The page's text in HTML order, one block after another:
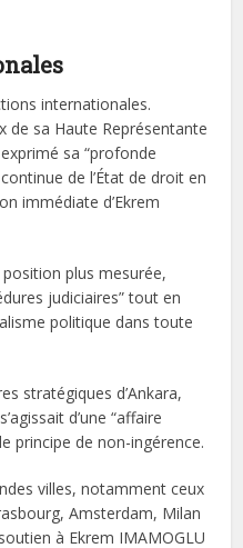
internationales.
de sa Haute Représentante
sa “profonde
de l’État de droit en
immédiate d’Ekrem
plus mesurée,
judiciaires” tout en
politique dans toute
stratégiques d’Ankara,
d’une “affaire
principe de non-ingérence.
villes, notamment ceux
Amsterdam, Milan
à Ekrem IMAMOGLU